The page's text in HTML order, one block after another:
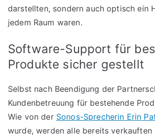
darstellten, sondern auch optisch ein
jedem Raum waren.
Software-Support für
Produkte sicher gestellt
Selbst nach Beendigung der
Kundenbetreuung für bestehende
Wie von der Sonos-Sprecherin Erin
wurde, werden alle bereits verkauften